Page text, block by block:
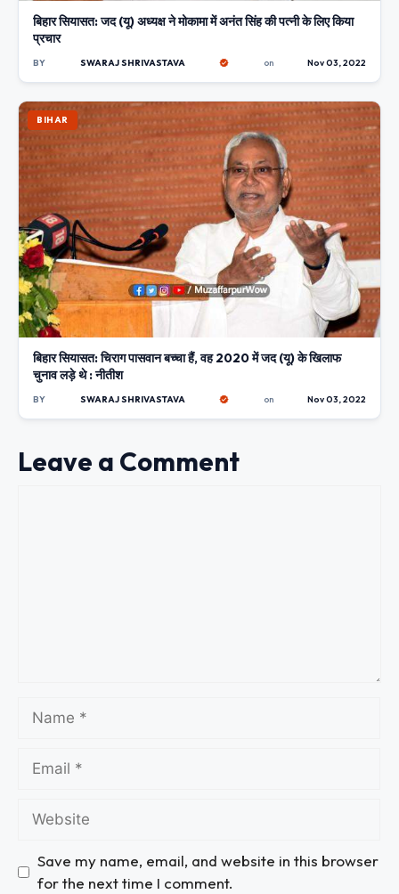
बिहार सियासत: जद (यू) अध्यक्ष ने मोकामा में अनंत सिंह की पत्नी के लिए किया
प्रचार
BY SWARAJ SHRIVASTAVA on Nov 03, 2022
BIHAR
बिहार सियासत: चिराग पासवान बच्चा हैं, वह 2020 में जद (यू) के खिलाफ
चुनाव लड़े थे : नीतीश
BY SWARAJ SHRIVASTAVA on Nov 03, 2022
Leave a Comment
Save my name, email, and website in this browser
for the next time I comment.